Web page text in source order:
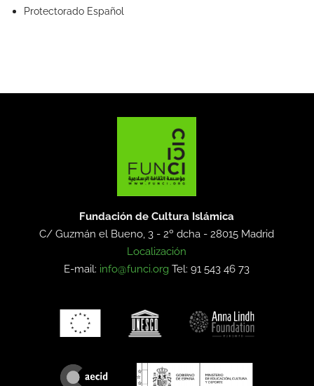
Protectorado Español
Fundación de Cultura Islámica
C/ Guzmán el Bueno, 3 - 2º dcha -28015 Madrid
Localización
E-mail: info@funci.org Tel: 91 543 46 73